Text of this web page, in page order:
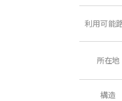
利用可能
所在地
構造